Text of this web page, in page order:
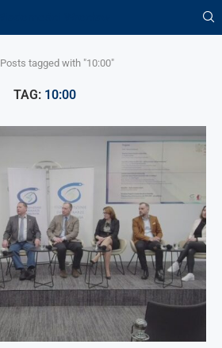
Posts tagged with "10:00"
TAG: 10:00